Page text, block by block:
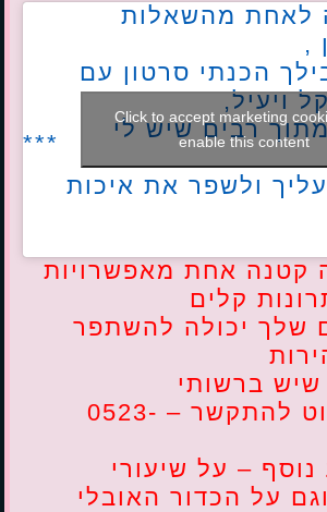
לאחת מהשאלות
,
הכנתי סרטון עם
ויעיל,
רבים שיש לי
ולשפר את איכות
***
Click to accept marketing
enable this content
קטנה אחת מאפשרויות
קלים
שלך יכולה להשתפר
שיש ברשותי
זה ממש פשוט להתקשר – 0523-
נוסף – על שיעורי
על הכדור האובלי